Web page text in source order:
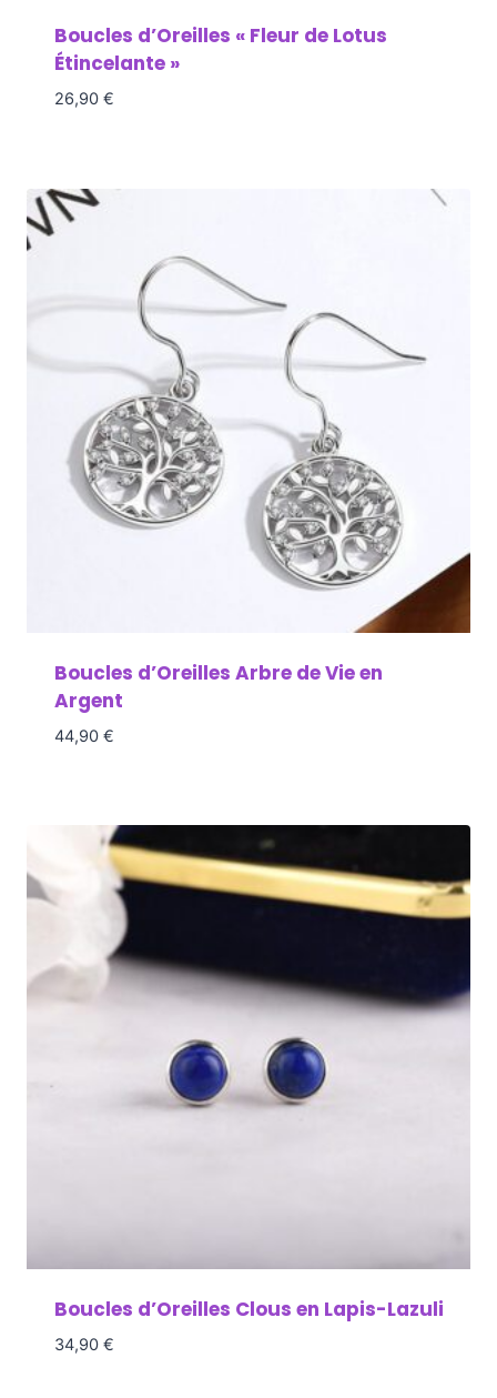
Boucles d’Oreilles « Fleur de Lotus
Étincelante »
26,90 €
Boucles d’Oreilles Arbre de Vie en
Argent
44,90 €
Boucles d’Oreilles Clous en Lapis-Lazuli
34,90 €